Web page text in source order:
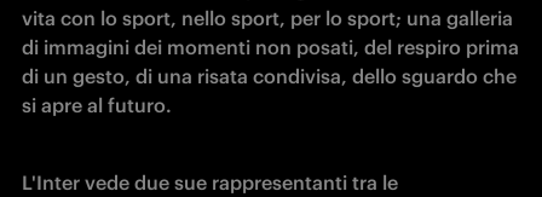
vita con lo sport, nello sport, per lo sport; una galleria
di immagini dei momenti non posati, del respiro prima
di un gesto, di una risata condivisa, dello sguardo che
si apre al futuro.
L'Inter vede due sue rappresentanti tra le